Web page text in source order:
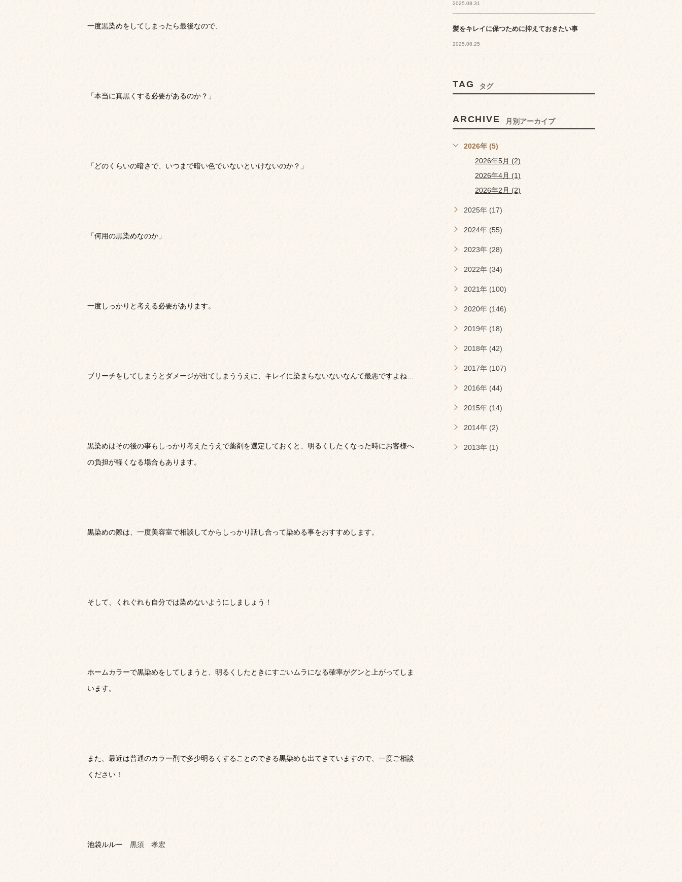
一度黒染めをしてしまったら最後なので、
「本当に真黒くする必要があるのか？」
「どのくらいの暗さで、いつまで暗い色でいないといけないのか？」
「何用の黒染めなのか」
一度しっかりと考える必要があります。
ブリーチをしてしまうとダメージが出てしまううえに、キレイに染まらないないなんて最悪ですよね…
黒染めはその後の事もしっかり考えたうえで薬剤を選定しておくと、明るくしたくなった時にお客様へ
の負担が軽くなる場合もあります。
黒染めの際は、一度美容室で相談してからしっかり話し合って染める事をおすすめします。
そして、くれぐれも自分では染めないようにしましょう！
ホームカラーで黒染めをしてしまうと、明るくしたときにすごいムラになる確率がグンと上がってしま
います。
また、最近は普通のカラー剤で多少明るくすることのできる黒染めも出てきていますので、一度ご相談
ください！
池袋ルルー 黒須 孝宏
2025.08.31
髪をキレイに保つために抑えておきたい事
2025.08.25
TAG タグ
ARCHIVE 月別アーカイブ
2026年 (5)
2026年5月 (2)
2026年4月 (1)
2026年2月 (2)
2025年 (17)
2024年 (55)
2023年 (28)
2022年 (34)
2021年 (100)
2020年 (146)
2019年 (18)
2018年 (42)
2017年 (107)
2016年 (44)
2015年 (14)
2014年 (2)
2013年 (1)